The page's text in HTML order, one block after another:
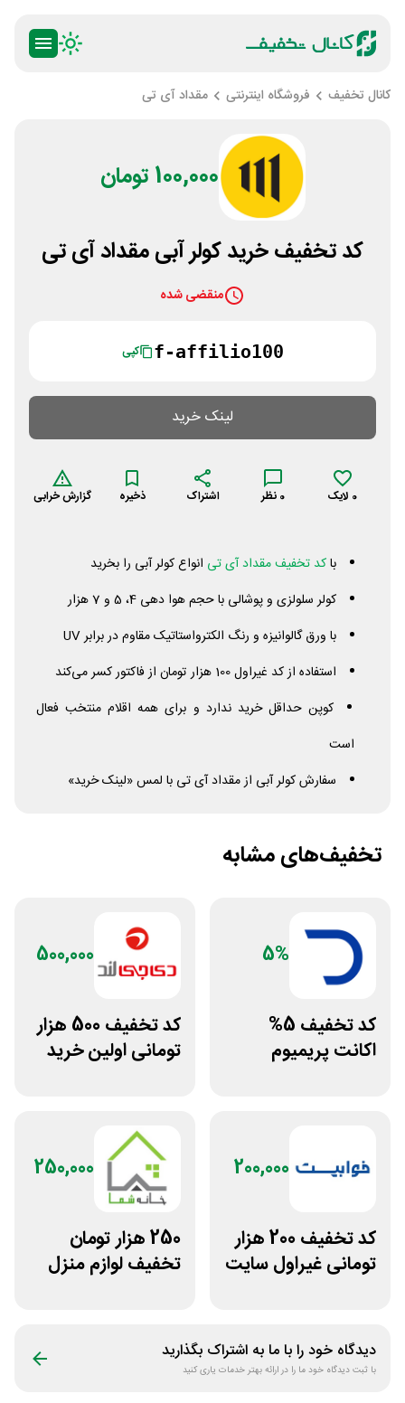
کانال تخفیف فروشگاه اینترنتی مقداد آی تی
100,000 تومان
کد تخفیف خرید کولر آبی مقداد آی تی
منقضی شده
f-affilio100 کپی
لینک خرید
0 لایک 0 نظر اشتراک ذخیره گزارش خرابی
باکد تخفیف مقداد آی تی انواع کولر آبی را بخرید
کولر سلولزی و پوشالی با حجم هوا دهی 4، 5 و 7 هزار
با ورق گالوانیزه و رنگ الکترواستاتیک مقاوم در برابرUV
استفاده از کد غیراول 100 هزار تومان از فاکتور کسر می‌کند
کوپن حداقل خرید ندارد و برای همه اقلام منتخب فعال
است
سفارش کولر آبی از مقداد آی تی با لمس «لینک خرید»
تخفیف‌های مشابه
5%
کد تخفیف 5%
اکانت پریمیوم
500,000
کد تخفیف 500 هزار
تومانی اولین خرید
200,000
کد تخفیف 200 هزار
تومانی غیراول سایت
250,000
250 هزار تومان
تخفیف لوازم منزل
دیدگاه خود را با ما به اشتراک بگذارید
با ثبت دیدگاه خود ما را در ارائه بهتر خدمات یاری کنید